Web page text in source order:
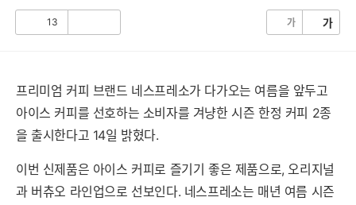
13 가 가
프리미엄 커피 브랜드 네스프레소가 다가오는 여름을 앞두고
아이스 커피를 선호하는 소비자를 겨냥한 시즌 한정 커피 2종
을 출시한다고 14일 밝혔다.
이번 신제품은 아이스 커피로 즐기기 좋은 제품으로, 오리지널
과 버츄오 라인업으로 선보인다. 네스프레소는 매년 여름 시즌